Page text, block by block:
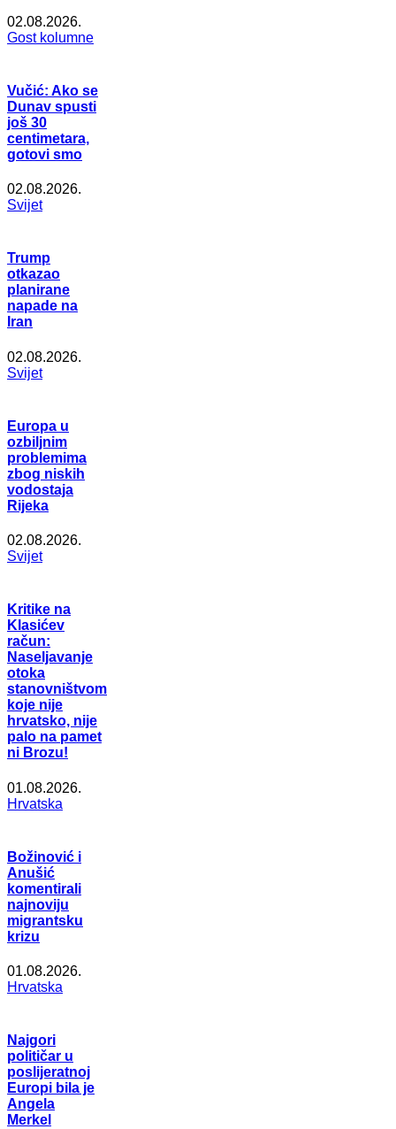
02.08.2026.
Gost kolumne
Vučić: Ako se
Dunav spusti
još 30
centimetara,
gotovi smo
02.08.2026.
Svijet
Trump
otkazao
planirane
napade na
Iran
02.08.2026.
Svijet
Europa u
ozbiljnim
problemima
zbog niskih
vodostaja
Rijeka
02.08.2026.
Svijet
Kritike na
Klasićev
račun:
Naseljavanje
otoka
stanovništvom
koje nije
hrvatsko, nije
palo na pamet
ni Brozu!
01.08.2026.
Hrvatska
Božinović i
Anušić
komentirali
najnoviju
migrantsku
krizu
01.08.2026.
Hrvatska
Najgori
političar u
poslijeratnoj
Europi bila je
Angela
Merkel